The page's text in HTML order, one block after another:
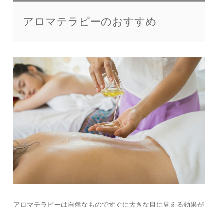
アロマテラピーのおすすめ
アロマテラピーは自然なものですぐに大きな目に見える効果が